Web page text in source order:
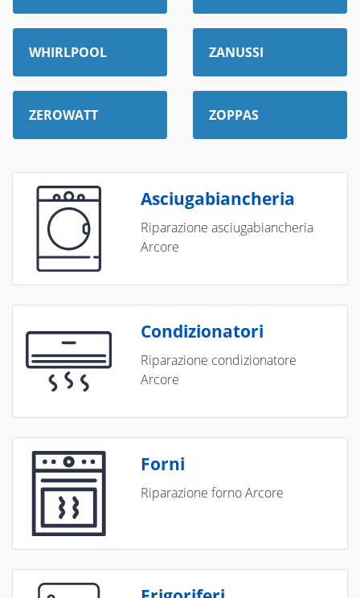
WHIRLPOOL ZANUSSI
ZEROWATT ZOPPAS
Asciugabiancheria
Riparazione asciugabiancheria
Arcore
Condizionatori
Riparazione condizionatore
Arcore
Forni
Riparazione forno Arcore